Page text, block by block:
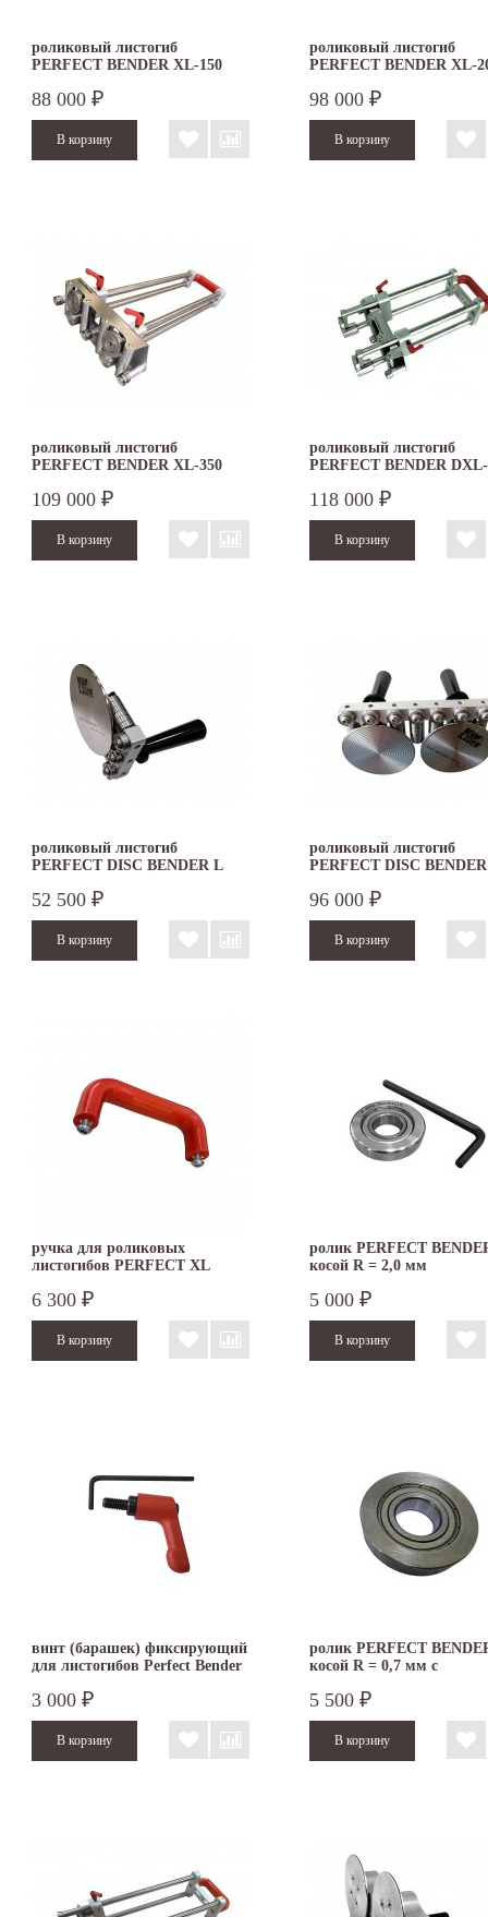
роликовый листогиб
PERFECT BENDER XL-150
88 000 ₽
роликовый листогиб
PERFECT BENDER XL-
98 000 ₽
роликовый листогиб
PERFECT BENDER XL-350
109 000 ₽
роликовый листогиб
PERFECT BENDER
118 000 ₽
роликовый листогиб
PERFECT DISC BENDER L
52 500 ₽
роликовый листогиб
PERFECT DISC
96 000 ₽
ручка для роликовых
листогибов PERFECT XL
6 300 ₽
ролик PERFECT
косой R = 2,0 мм
5 000 ₽
винт (барашек) фиксирующий
для листогибов Perfect Bender
3 000 ₽
ролик PERFECT
косой R = 0,7 мм с
5 500 ₽